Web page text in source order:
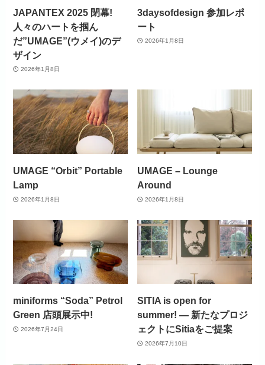
JAPANTEX 2025 閉幕!
人々のハートを掴ん
だ”UMAGE”(ウメイ)のデ
ザイン
2026年1月8日
3daysofdesign 参加レポ
ート
2026年1月8日
UMAGE “Orbit” Portable
Lamp
2026年1月8日
UMAGE – Lounge
Around
2026年1月8日
miniforms “Soda” Petrol
Green 店頭展示中!
2026年7月24日
SITIA is open for
summer! ― 新たなプロジ
ェクトにSitiaをご提案
2026年7月10日